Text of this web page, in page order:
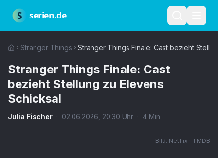
S serien.de
Stranger Things Stranger Things Finale: Cast bezieht
Stranger Things Finale: Cast
bezieht Stellung zu Elevens
Schicksal
Julia Fischer · 02.06.2026 20:30 Uhr · 4 Min
Bild: Netflix · TMDB
Nutzungsbedingungen